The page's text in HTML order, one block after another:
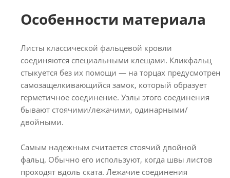
Особенности материала
Листы классической фальцевой кровли
соединяются специальными клещами. Кликфальц
стыкуется без их помощи — на торцах предусмотрен
самозащелкивающийся замок, который образует
герметичное соединение. Узлы этого соединения
бывают стоячими/лежачими, одинарными/
двойными.
Самым надежным считается стоячий двойной
фальц. Обычно его используют, когда швы листов
проходят вдоль ската. Лежачие соединения